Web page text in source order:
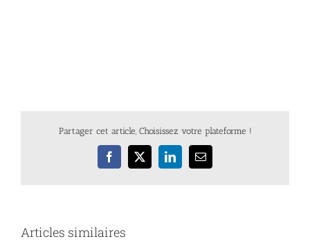
Partager cet article, Choisissez votre plateforme !
Facebook
X LinkedInEmail
Articles similaires